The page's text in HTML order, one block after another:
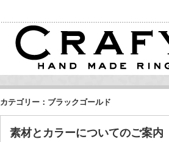
カテゴリー：ブラックゴールド
素材とカラーについてのご案内